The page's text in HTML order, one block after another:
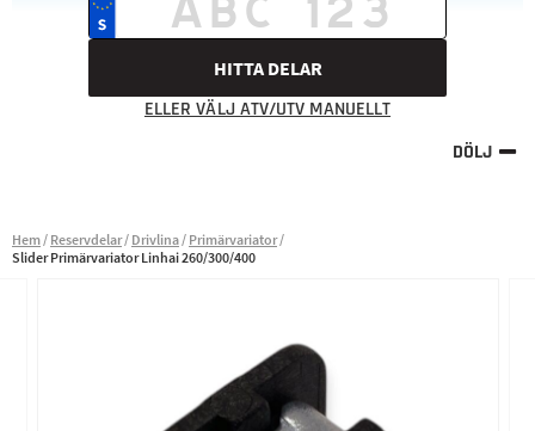
HITTA DELAR
ELLER VÄLJ ATV/UTV MANUELLT
DÖLJ
Hem Reservdelar Drivlina Primärvariator
Slider Primärvariator Linhai 260/300/400